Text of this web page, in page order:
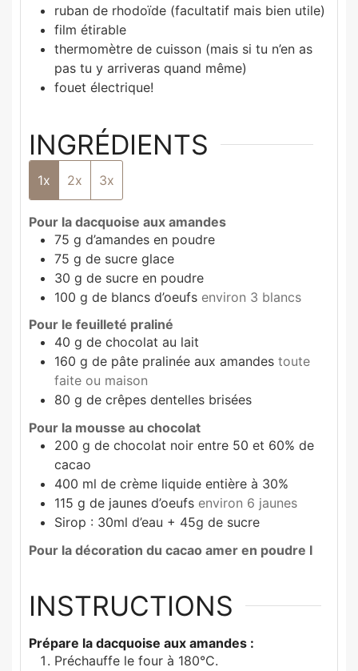
ruban de rhodoïde (facultatif mais bien utile)
film étirable
thermomètre de cuisson (mais si tu n’en as
pas tu y arriveras quand même)
fouet électrique!
INGRÉDIENTS
1x 2x 3x
Pour la dacquoise aux amandes
75 g d’amandes en poudre
75 g de sucre glace
30 g de sucre en poudre
100 g de blancs d’oeufs environ 3 blancs
Pour le feuilleté praliné
40 g de chocolat au lait
160 g de pâte pralinée aux amandes toute
faite ou maison
80 g de crêpes dentelles brisées
Pour la mousse au chocolat
200 g de chocolat noir entre 50 et 60% de
cacao
400 ml de crème liquide entière à 30%
115 g de jaunes d’oeufs environ 6 jaunes
Sirop : 30ml d’eau + 45g de sucre
Pour la décoration du cacao amer en poudre I
INSTRUCTIONS
Prépare la dacquoise aux amandes :
Préchauffe le four à 180°C.